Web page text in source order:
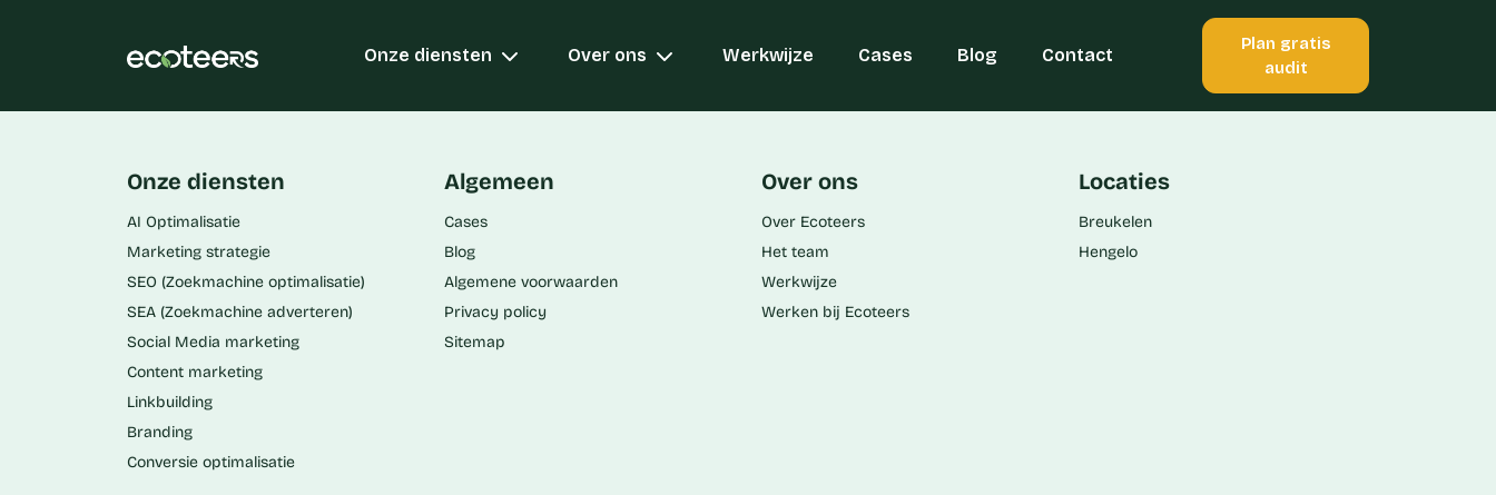
Onze diensten Over ons Werkwijze Cases Blog Contact
Plan gratis
audit
Onze diensten
AI Optimalisatie
Marketing strategie
SEO (Zoekmachine optimalisatie)
SEA (Zoekmachine adverteren)
Social Media marketing
Content marketing
Linkbuilding
Branding
Conversie optimalisatie
Algemeen
Cases
Blog
Algemene voorwaarden
Privacy policy
Sitemap
Over ons
Over Ecoteers
Het team
Werkwijze
Werken bij Ecoteers
Locaties
Breukelen
Hengelo